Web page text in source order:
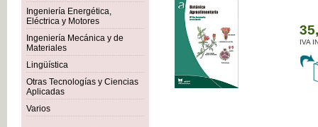
Ingeniería Energética,
Eléctrica y Motores
Ingeniería Mecánica y de
Materiales
Lingüística
Otras Tecnologías y Ciencias
Aplicadas
Varios
IVA